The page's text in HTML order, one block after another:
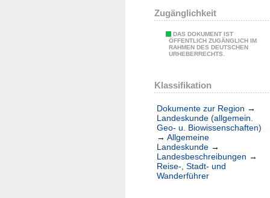
Zugänglichkeit
DAS DOKUMENT IST
ÖFFENTLICH ZUGÄNGLICH IM
RAHMEN DES DEUTSCHEN
URHEBERRECHTS.
Klassifikation
Dokumente zur Region →
Landeskunde (allgemein.
Geo- u. Biowissenschaften)
→ Allgemeine
Landeskunde →
Landesbeschreibungen →
Reise-, Stadt- und
Wanderführer